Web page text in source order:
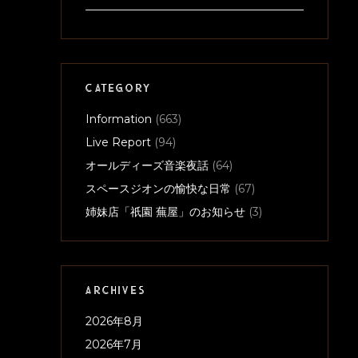
CATEGORY
Information (663)
Live Report (94)
オールディーズ音楽夜話 (64)
スペースジオンの愉快な日常 (67)
姉妹店「祇園 蕪屋」のお知らせ (3)
ARCHIVES
2026年8月
2026年7月